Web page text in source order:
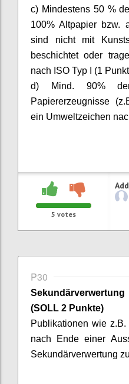
c) Mindestens 50 %
100% Altpapier bzw.
sind nicht mit
beschichtet oder
nach ISO Typ I (1
d) Mind. 90% der
Papiererzeugnisse
ein Umweltzeichen
5 votes
P30
(SOLL 2 Punkte)
Publikationen wie
nach Ende einer
Sekundärverwertung